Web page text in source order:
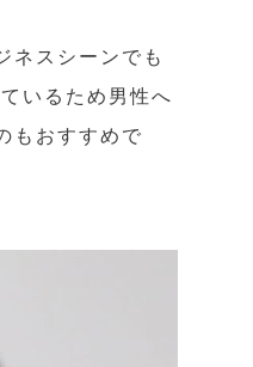
ネスシーンでも
いるため男性へ
もおすすめで